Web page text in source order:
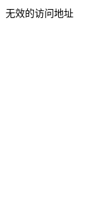
无效的访问地址